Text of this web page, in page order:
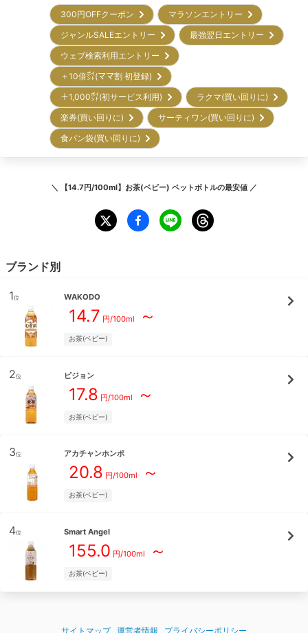
300円OFFクーポン
マラソンエントリー
ジャンルSALEエントリー
最強翌日エントリー
ウェブ検索利用エントリー
＋10倍㌽(ママ割 初登録)
＋1,000㌽(初サービス利用)
ラクマ(買い回りに)
楽券(買い回りに)
サーティワン(買い回りに)
食パン袋(買い回りに)
＼ 【14.7円/100ml】お茶(ベビー) ペットボトルの最安値 ／
ブランド別
1位 WAKODO
14.7 円/100ml ～
お茶(ベビー)
2位 ピジョン
17.8 円/100ml ～
お茶(ベビー)
3位 アカチャンホンポ
20.8 円/100ml ～
お茶(ベビー)
4位 Smart Angel
155.0 円/100ml ～
お茶(ベビー)
サイトマップ 運営者情報 プライバシーポリシー